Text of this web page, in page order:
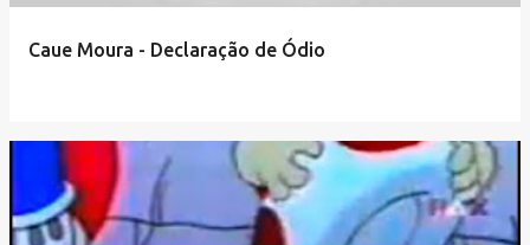
Caue Moura - Declaração de Ódio